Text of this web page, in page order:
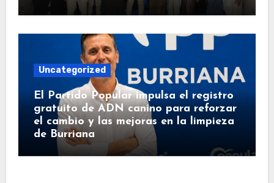
Uncategorized
El Partido Popular impulsa el registro
gratuito de ADN canino para reforzar
el cambio y las mejoras en la limpieza
de Burriana